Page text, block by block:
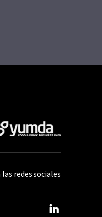
las redes sociales